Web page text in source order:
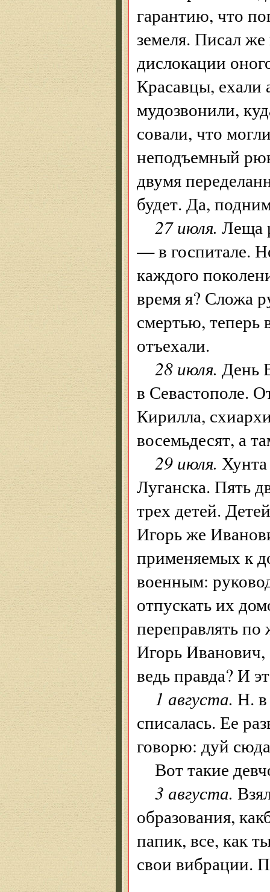
гарантию, что
земеля. Писал
дислокации
Красавцы, ехали
мудозвонили,
совали, что
неподъемный
двумя
будет. Да,
27 июля. Леща
— в госпитале.
каждого
время я? Сложа
смертью, теперь
отъехали.
28 июля. День
в Севастополе.
Кирилла,
восемьдесят, а
29 июля.
Луганска. Пять
трех детей.
Игорь же
применяемых к
военным:
отпускать их
переправлять
Игорь Иванович,
ведь правда? И
1 августа. Н.
списалась. Ее
говорю: дуй
Вот такие
3 августа.
образования,
папик, все, как
свои вибрации.